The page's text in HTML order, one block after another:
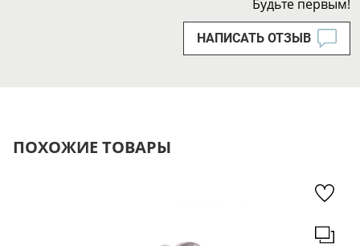
Будьте первым!
НАПИСАТЬ ОТЗЫВ
ПОХОЖИЕ ТОВАРЫ